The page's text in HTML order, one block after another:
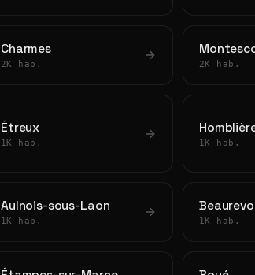
Charmes
2K hab. 2K hab.
Étreux
1K hab. 1K hab.
Aulnois-sous-Laon
1K hab. 1K hab.